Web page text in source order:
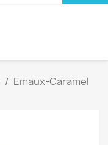
Emaux-Caramel